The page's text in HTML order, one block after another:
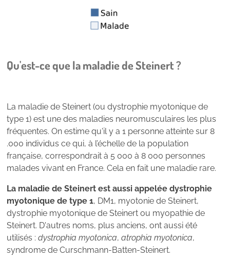
Qu'est-ce que la maladie de Steinert ?
La maladie de Steinert (ou dystrophie myotonique de
type 1) est une des maladies neuromusculaires les plus
fréquentes. On estime qu'il y a 1 personne atteinte sur 8
.000 individus ce qui, à l’échelle de la population
française, correspondrait à 5 000 à 8 000 personnes
malades vivant en France. Cela en fait une maladie rare.
La maladie de Steinert est aussi appelée dystrophie
myotonique de type 1, DM1, myotonie de Steinert,
dystrophie myotonique de Steinert ou myopathie de
Steinert. D'autres noms, plus anciens, ont aussi été
utilisés : dystrophia myotonica, atrophia myotonica,
syndrome de Curschmann-Batten-Steinert.